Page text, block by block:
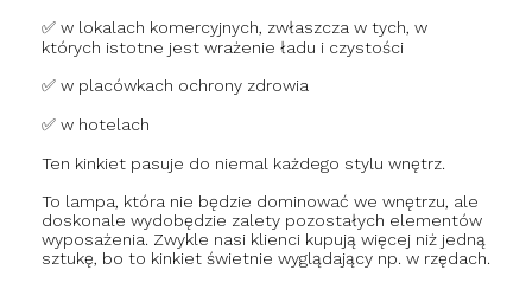
✅ w lokalach komercyjnych, zwłaszcza w tych, w
których istotne jest wrażenie ładu i czystości
✅ w placówkach ochrony zdrowia
✅ w hotelach
Ten kinkiet pasuje do niemal każdego stylu wnętrz.
To lampa, która nie będzie dominować we wnętrzu, ale
doskonale wydobędzie zalety pozostałych elementów
wyposażenia. Zwykle nasi klienci kupują więcej niż jedną
sztukę, bo to kinkiet świetnie wyglądający np. w rzędach.